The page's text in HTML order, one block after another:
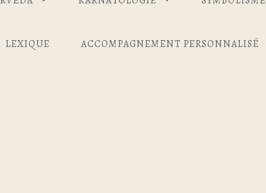
LEXIQUE ACCOMPAGNEMENT PERSONNALISÉ